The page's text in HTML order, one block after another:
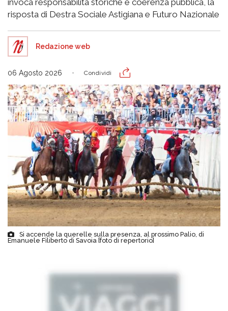
risposta di Destra Sociale Astigiana e Futuro Nazionale
Redazione web
06 Agosto 2026 Condividi
Si accende la querelle sulla presenza, al prossimo Palio, di
Emanuele Filiberto di Savoia [foto di repertorio]